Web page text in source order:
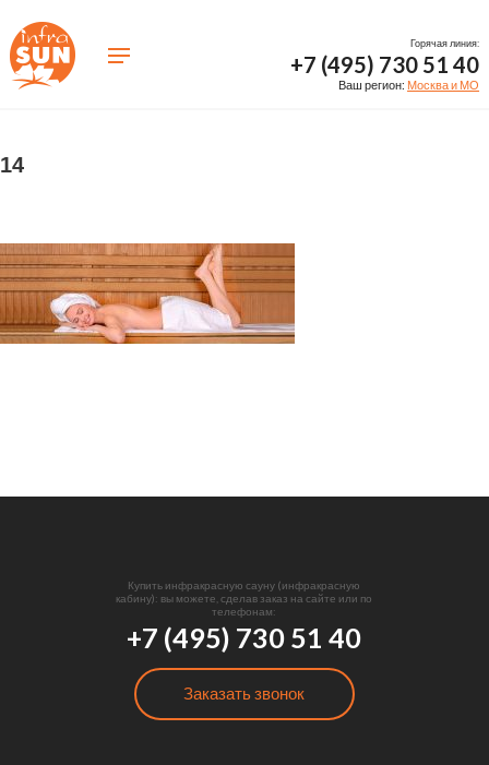
Горячая линия:
+7 (495) 730 51 40
Ваш регион: Москва и МО
14
Купить инфракрасную сауну (инфракрасную
кабину): вы можете, сделав заказ на сайте или по
телефонам:
+7 (495) 730 51 40
Заказать звонок